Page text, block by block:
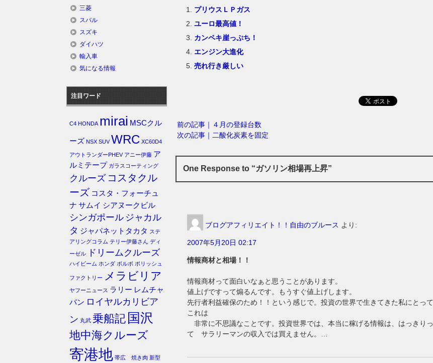
プリウスＬＰガス
ユーロ最高値！
カンペキ崖っぷち！
エンジン大進化
売れ行き厳しい
前の記事｜４月の登録台数
次の記事｜二酸化炭素を固定
One Response to “ガソリン相場再上昇”
ブログアフィリエイト！！自由のブルース より:
2007年5月20日 02:17
情報商材と相場！！
情報商材って面白いなぁと思うことがあります。
値上げですって煽るんです。もうすぐ値上げします。
先行者利益確保のため！！という感じで。投資の世界で生きてきた私にとって
これは
非常に不思議なことです。投資世界では、本当に稼げる情報は、はっきりっ
て サラリーマンの収入では買えません。…
三菱
スバル
スズキ
ダイハツ
輸入車
気になる情報
注目ワード
C4 HONDA mirai MSCクル
ーズ NSX SUV WRC XC60D4
アウトランダーPHEV アニー伊藤 ア
ルミテープ ガラスコーティング
クルーズ コスタクル
ーズ コスタ・フォーチュ
ナ サムイ シアヌークビル
シンガポール ジャカル
タ ジャパネットタカタ ステ
アリングコラム テリー伊藤さん ディ
ーゼル
ドリームクルーズ
ハイビーム ホンダ ボルボ ポリッシュ
ファクトリー メラビリア
ヤフーニュース ラリー レムチャ
バン ロイヤルカリビア
ン 丸武 乗船記 国沢
地中海クルーズ
寄港地 帯広 焼き肉 新型